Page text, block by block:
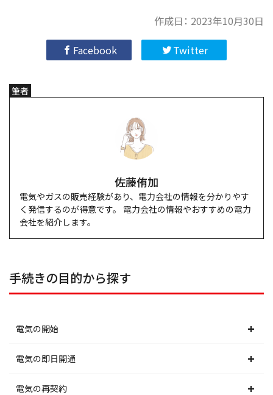
作成日： 2023年10月30日
Facebook
Twitter
筆者
佐藤侑加
電気やガスの販売経験があり、電力会社の情報を分かりやす
く発信するのが得意です。 電力会社の情報やおすすめの電力
会社を紹介します。
手続きの目的から探す
電気の開始
北海道電力エリア
東北電力エリア
電気の即日開通
北海道電力エリア
電気の再契約